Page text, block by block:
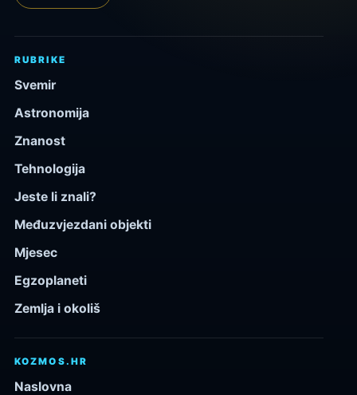
RUBRIKE
Svemir
Astronomija
Znanost
Tehnologija
Jeste li znali?
Međuzvjezdani objekti
Mjesec
Egzoplaneti
Zemlja i okoliš
KOZMOS.HR
Naslovna